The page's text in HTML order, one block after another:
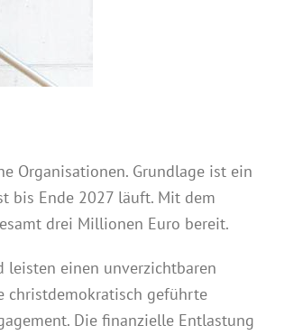
Organisationen. Grundlage ist ein
bis Ende 2027 läuft. Mit dem
drei Millionen Euro bereit.
leisten einen unverzichtbaren
christdemokratisch geführte
Die finanzielle Entlastung